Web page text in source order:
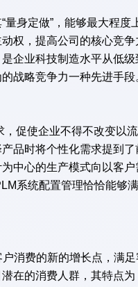
身定做”，能够最大程度
权，提高公司的核心竞
企业科技制造水平从低
战略竞争力一种先进手段
，促使企业不得不改变以
品时将个性化需求提到
中心的生产模式向以客
系统配置管理恰恰能够
消费的新的增长点，满
在的消费人群，其特点为